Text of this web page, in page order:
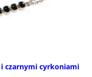
i czarnymi cyrkoniami